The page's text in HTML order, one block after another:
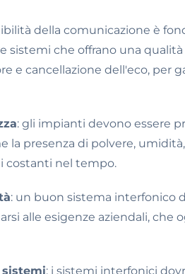
della comunicazione è
sistemi che offrano una
e cancellazione dell'eco, per
: gli impianti devono essere
la presenza di polvere,
costanti nel tempo.
: un buon sistema interfonico
alle esigenze aziendali, che
: i sistemi interfonici